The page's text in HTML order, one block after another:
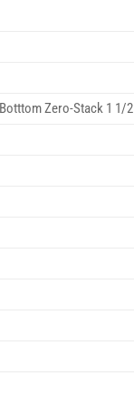
Zero-Stack 1 1/2